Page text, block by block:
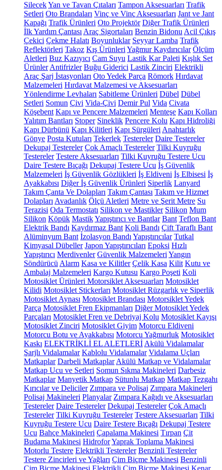
SilecekYan ve Tavan Çıtaları Tampon Aksesuarları Trafik
Setleri Oto Brandaları Vinç ve Vinç Aksesuarları Jant ve Jant
Kapağı Trafik Ürünleri Oto Projektör Diğer Trafik Ürünleri
İlk Yardım Çantası Araç Sigortaları Benzin Bidonu Acil Çıkış
Çekici Çekme Halatı Boyunluklar Seyyar Lamba Trafik
Reflektörleri Takoz Kış Ürünleri Yağmur Kaydırıcılar Ölçüm
Aletleri Buz Kazıyıcı Cam Suyu Lastik Kar Paleti Kışlık Set
Ürünler Antifrizler Buğu Giderici Lastik Zinciri Elektrikli
Araç Şarj İstasyonları Oto Yedek Parça Römork Hırdavat
Malzemeleri Hırdavat Malzemesi ve Aksesuarları
Yönlendirme Levhaları Sabitleme Ürünleri Dübel Dübel
Setleri Somun Çivi Vida-Çivi Demir Pul Vida Civata
Köşebent Kapı ve Pencere Malzemeleri Menteşe Kapı Kolları
Yalıtım Bantları Stoper Sineklik Pencere Kolu Kapı Hidroliği
Kapı Dürbünü Kapı Kilitleri Kapı Sürgüleri Anahtarlık
Gönye Posta Kutuları Tekerlek Testereler Daire Testereler
Dekupaj Testereler Çok Amaçlı Testereler Tilki Kuyruğu
Testereler Testere Aksesuarları Tilki Kuyruğu Testere Ucu
Daire Testere Bıçağı Dekupaj Testere Ucu İş Güvenlik
Malzemeleri İş Güvenlik Gözlükleri İş Eldiveni İş Elbisesi İş
Ayakkabısı Diğer İş Güvenlik Ürünleri Siperlik Lanyard
Takım Çanta Ve Dolapları Takım Çantası Takım ve Hizmet
Dolapları Avadanlık Ölçü Aletleri Metre ve Şerit Metre Su
Terazisi Oda Termostatı Silikon ve Mastikler Silikon Mum
Silikon Köpük MastikYapıştırıcı ve Bantlar Bant Teflon Bant
Elektrik Bandı Kaydırmaz Bant Koli Bandı Çift Taraflı Bant
Alüminyum Bant İzolasyon Bandı Yapıştırıcılar Tutkal
Kimyasal Dübeller Japon Yapıştırıcıları Epoksi Hızlı
Yapıştırıcı Merdivenler Güvenlik Malzemeleri Yangın
Söndürücü Alarm Kasa ve Kilitler Çelik Kasa Kilit Kutu ve
Ambalaj Malzemeleri Kargo Kutusu Kargo Poşeti Koli
Motosiklet Ürünleri Motorsiklet Aksesuarları Motosiklet
Kilidi Motosiklet Stickerları Motosiklet Rüzgarlık ve Siperlik
Motosiklet Aynası Motosiklet Brandası Motorsiklet Yedek
Parça Motosiklet Fren Ekipmanları Diğer Motosiklet Yedek
Parçaları Motosiklet Fren ve Debriyaj Kolu Motosiklet Kayışı
Motosiklet Zinciri Motosiklet Giyim Motorcu Eldiveni
Motorcu Botu ve Ayakkabısı Motorcu Yağmurluk Motosiklet
Kaskı ELEKTRİKLİ EL ALETLERİ Akülü Vidalamalar
Şarjlı Vidalamalar Kablolu Vidalamalar Vidalama Uçları
Matkaplar Darbeli Matkaplar Akülü Matkap ve Vidalamalar
Matkap Ucu ve Setleri Somun Sıkma Makineleri Darbesiz
Matkaplar Manyetik Matkap Sütunlu Matkap Matkap Tezgahı
Kırıcılar ve Deliciler Zımpara ve Polisaj Zımpara Makineleri
Polisaj Makineleri Planyalar Zımpara Kağıdı ve Aksesuarları
Testereler Daire Testereler Dekupaj Testereler Çok Amaçlı
Testereler Tilki Kuyruğu Testereler Testere Aksesuarları Tilki
Kuyruğu Testere Ucu Daire Testere Bıçağı Dekupaj Testere
Ucu Bahçe Makineleri Çapalama Makinesi Tırpan Çit
Budama Makinesi HidroforYaprak Toplama Makinesi
Motorlu Testere Elektrikli Testereler Benzinli Testereler
Testere Zincirleri ve Yağları Çim Biçme Makinesi Benzinli
Çim Biçme Makinesi Elektrikli Çim Biçme Makinesi Kenar